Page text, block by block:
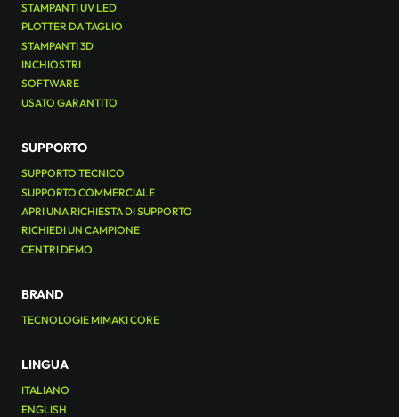
STAMPANTI UV LED
PLOTTER DA TAGLIO
STAMPANTI 3D
INCHIOSTRI
SOFTWARE
USATO GARANTITO
SUPPORTO
SUPPORTO TECNICO
SUPPORTO COMMERCIALE
APRI UNA RICHIESTA DI SUPPORTO
RICHIEDI UN CAMPIONE
CENTRI DEMO
BRAND
TECNOLOGIE MIMAKI CORE
LINGUA
ITALIANO
ENGLISH